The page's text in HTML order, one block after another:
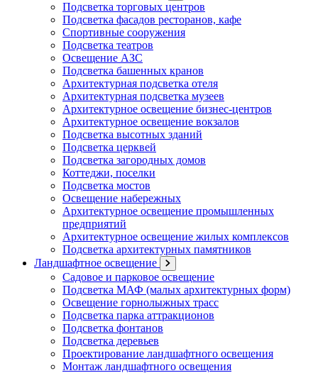
Подсветка торговых центров
Подсветка фасадов ресторанов, кафе
Спортивные сооружения
Подсветка театров
Освещение АЗС
Подсветка башенных кранов
Архитектурная подсветка отеля
Архитектурная подсветка музеев
Архитектурное освещение бизнес-центров
Архитектурное освещение вокзалов
Подсветка высотных зданий
Подсветка церквей
Подсветка загородных домов
Коттеджи, поселки
Подсветка мостов
Освещение набережных
Архитектурное освещение промышленных
предприятий
Архитектурное освещение жилых комплексов
Подсветка архитектурных памятников
Ландшафтное освещение
Садовое и парковое освещение
Подсветка МАФ (малых архитектурных форм)
Освещение горнолыжных трасс
Подсветка парка аттракционов
Подсветка фонтанов
Подсветка деревьев
Проектирование ландшафтного освещения
Монтаж ландшафтного освещения